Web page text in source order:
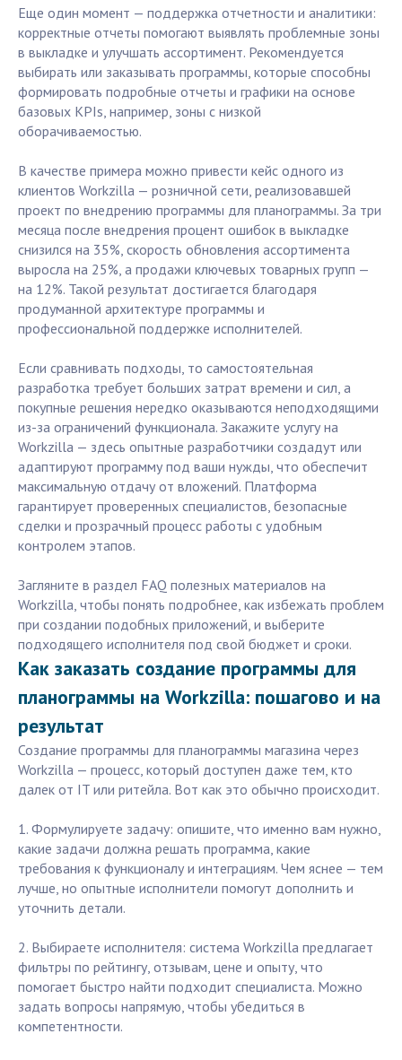
Еще один момент — поддержка отчетности и аналитики:
корректные отчеты помогают выявлять проблемные зоны
в выкладке и улучшать ассортимент. Рекомендуется
выбирать или заказывать программы, которые способны
формировать подробные отчеты и графики на основе
базовых KPIs, например, зоны с низкой
оборачиваемостью.
В качестве примера можно привести кейс одного из
клиентов Workzilla — розничной сети, реализовавшей
проект по внедрению программы для планограммы. За три
месяца после внедрения процент ошибок в выкладке
снизился на 35%, скорость обновления ассортимента
выросла на 25%, а продажи ключевых товарных групп —
на 12%. Такой результат достигается благодаря
продуманной архитектуре программы и
профессиональной поддержке исполнителей.
Если сравнивать подходы, то самостоятельная
разработка требует больших затрат времени и сил, а
покупные решения нередко оказываются неподходящими
из-за ограничений функционала. Закажите услугу на
Workzilla — здесь опытные разработчики создадут или
адаптируют программу под ваши нужды, что обеспечит
максимальную отдачу от вложений. Платформа
гарантирует проверенных специалистов, безопасные
сделки и прозрачный процесс работы с удобным
контролем этапов.
Загляните в раздел FAQ полезных материалов на
Workzilla, чтобы понять подробнее, как избежать проблем
при создании подобных приложений, и выберите
подходящего исполнителя под свой бюджет и сроки.
Как заказать создание программы для
планограммы на Workzilla: пошагово и на
результат
Создание программы для планограммы магазина через
Workzilla — процесс, который доступен даже тем, кто
далек от IT или ритейла. Вот как это обычно происходит.
1. Формулируете задачу: опишите, что именно вам нужно,
какие задачи должна решать программа, какие
требования к функционалу и интеграциям. Чем яснее — тем
лучше, но опытные исполнители помогут дополнить и
уточнить детали.
2. Выбираете исполнителя: система Workzilla предлагает
фильтры по рейтингу, отзывам, цене и опыту, что
помогает быстро найти подходит специалиста. Можно
задать вопросы напрямую, чтобы убедиться в
компетентности.